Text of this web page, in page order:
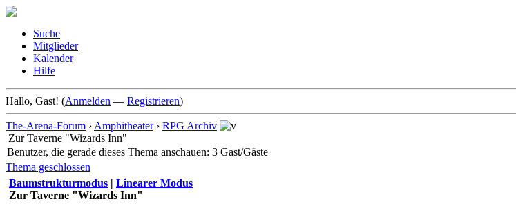
Suche
Mitglieder
Kalender
Hilfe
Hallo, Gast! (Anmelden — Registrieren)
The-Arena-Forum › Amphitheater› RPG Archiv
Zur Taverne "Wizards Inn"
Benutzer, die gerade dieses Thema anschauen: 3 Gast/Gäste
Thema geschlossen
Baumstrukturmodus | Linearer Modus
Zur Taverne "Wizards Inn"